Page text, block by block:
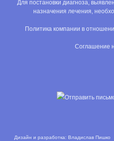
Для постановки диагноза,
назначения лечения,
Политика компании в
Соглашение
Дизайн и разработка: Владислав Пишко